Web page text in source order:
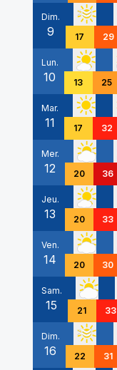
Dim.
9 17 29
Lun.
10 13 25
Mar.
11 17 32
Mer.
12 20 36
Jeu.
13 20 33
Ven.
14 20 30
Sam.
15 21 33
Dim.
16 22 31